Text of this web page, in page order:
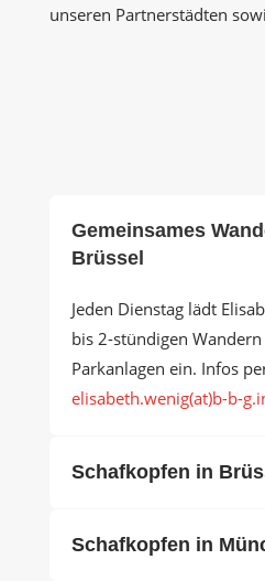
unseren Partnerstädten
Gemeinsames
Brüssel
Jeden Dienstag lädt
bis 2-stündigen
Parkanlagen ein. Infos
elisabeth.wenig(at)b-b-
Schafkopfen in
Schafkopfen in